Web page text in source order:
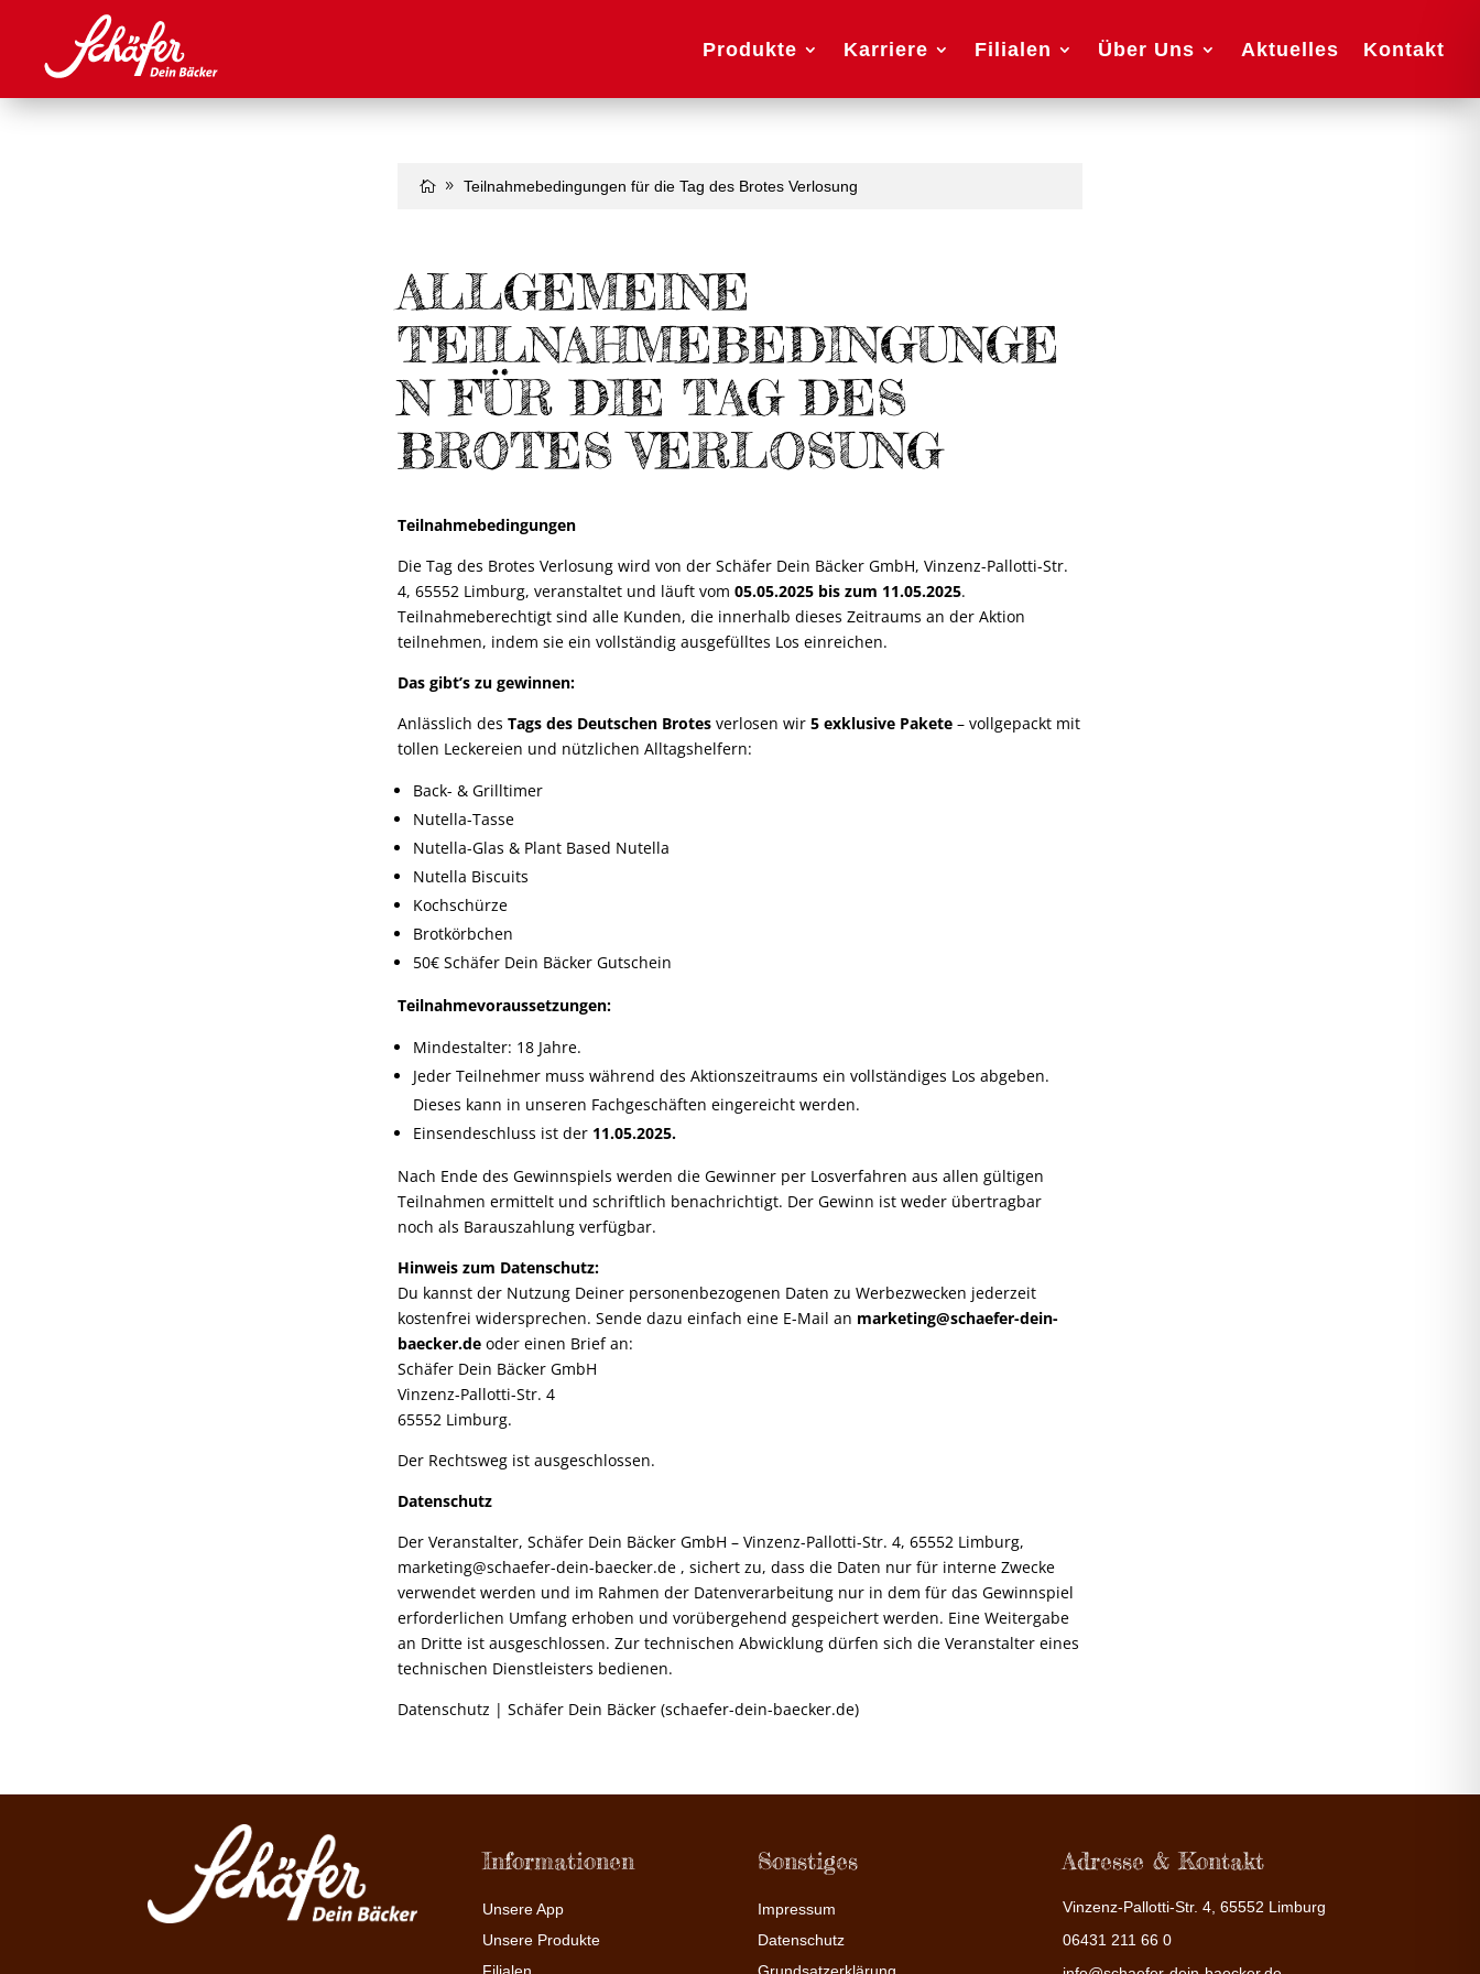
Produkte Karriere Filialen Über Uns Aktuelles Kontakt
Teilnahmebedingungen für die Tag des Brotes Verlosung
ALLGEMEINE
TEILNAHMEBEDINGUNGE
N FÜR DIE TAG DES
BROTES VERLOSUNG
Teilnahmebedingungen
Die Tag des Brotes Verlosung wird von der Schäfer Dein Bäcker GmbH, Vinzenz-Pallotti-Str.
4, 65552 Limburg, veranstaltet und läuft vom05.05.2025 bis zum 11.05.2025.
Teilnahmeberechtigt sind alle Kunden, die innerhalb dieses Zeitraums an der Aktion
teilnehmen, indem sie ein vollständig ausgefülltes Los einreichen.
Das gibt’s zu gewinnen:
Anlässlich desTags des Deutschen Brotes verlosen wir5 exklusive Pakete – vollgepackt mit
tollen Leckereien und nützlichen Alltagshelfern:
Back- & Grilltimer
Nutella-Tasse
Nutella-Glas & Plant Based Nutella
Nutella Biscuits
Kochschürze
Brotkörbchen
50€ Schäfer Dein Bäcker Gutschein
Teilnahmevoraussetzungen:
Mindestalter: 18 Jahre.
Jeder Teilnehmer muss während des Aktionszeitraums ein vollständiges Los abgeben.
Dieses kann in unseren Fachgeschäften eingereicht werden.
Einsendeschluss ist der 11.05.2025.
Nach Ende des Gewinnspiels werden die Gewinner per Losverfahren aus allen gültigen
Teilnahmen ermittelt und schriftlich benachrichtigt. Der Gewinn ist weder übertragbar
noch als Barauszahlung verfügbar.
Hinweis zum Datenschutz:
Du kannst der Nutzung Deiner personenbezogenen Daten zu Werbezwecken jederzeit
kostenfrei widersprechen. Sende dazu einfach eine E-Mail an marketing@schaefer-dein-
baecker.de oder einen Brief an:
Schäfer Dein Bäcker GmbH
Vinzenz-Pallotti-Str. 4
65552 Limburg.
Der Rechtsweg ist ausgeschlossen.
Datenschutz
Der Veranstalter, Schäfer Dein Bäcker GmbH – Vinzenz-Pallotti-Str. 4, 65552 Limburg,
marketing@schaefer-dein-baecker.de , sichert zu, dass die Daten nur für interne Zwecke
verwendet werden und im Rahmen der Datenverarbeitung nur in dem für das Gewinnspiel
erforderlichen Umfang erhoben und vorübergehend gespeichert werden. Eine Weitergabe
an Dritte ist ausgeschlossen. Zur technischen Abwicklung dürfen sich die Veranstalter eines
technischen Dienstleisters bedienen.
Datenschutz | Schäfer Dein Bäcker (schaefer-dein-baecker.de)
Informationen
Unsere App
Unsere Produkte
Filialen
Sonstiges
Impressum
Datenschutz
Grundsatzerklärung
Adresse & Kontakt
Vinzenz-Pallotti-Str. 4, 65552 Limburg
06431 211 66 0